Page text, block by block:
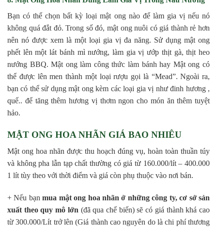
Bạn có thể chọn bất kỳ loại mật ong nào để làm gia vị nếu nó
không quá đắt đỏ. Trong số đó, mật ong nuôi có giá thành rẻ hơn
nên nó được xem là một loại gia vị đa năng. Sử dụng mật ong
phết lên một lát bánh mì nướng, làm gia vị ướp thịt gà, thịt heo
nướng BBQ. Mật ong làm công thức làm bánh hay Mật ong có
thể được lên men thành một loại rượu gọi là “Mead”. Ngoài ra,
bạn có thể sử dụng mật ong kèm các loại gia vị như đinh hương ,
quế.. để tăng thêm hương vị thơm ngon cho món ăn thêm tuyệt
hảo.
MẬT ONG HOA NHÃN GIÁ BAO NHIÊU
Mật ong hoa nhãn được thu hoạch đúng vụ, hoàn toàn thuần túy
và không pha lẫn tạp chất thường có giá từ 160.000/lít – 400.000
1 lít tùy theo với thời điểm và giá còn phụ thuộc vào nơi bán.
+ Nếu bạnmua mật ong hoa nhãn ở những công ty, cơ sở sản
xuất theo quy mô lớn (đã qua chế biến) sẽ có giá thành khá cao
từ 300.000/Lít trở lên (Giá thành cao nguyên do là chi phí thương